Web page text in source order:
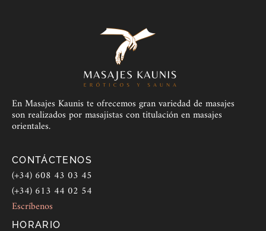
En Masajes Kaunis te ofrecemos gran variedad de masajes
son realizados por masajistas con titulación en masajes
orientales.
CONTÁCTENOS
(+34) 608 43 03 45
(+34) 613 44 02 54
Escríbenos
HORARIO